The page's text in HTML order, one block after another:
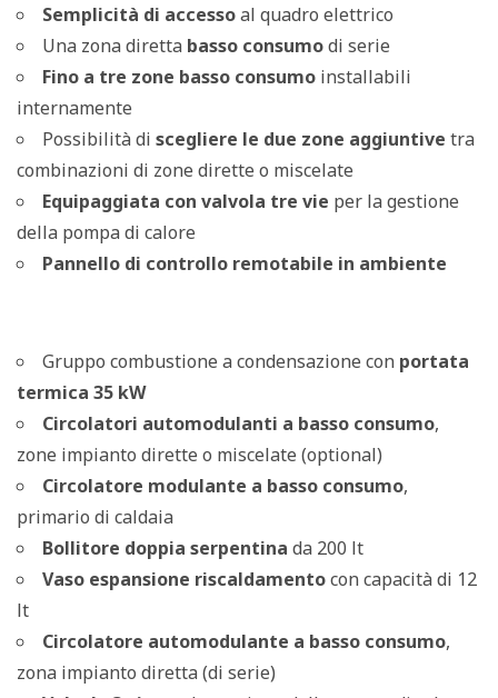
Semplicità di accessoal quadro elettrico
Una zona diretta basso consumodi serie
Fino a tre zone basso consumo installabili
internamente
Possibilità di scegliere le due zone aggiuntive tra
combinazioni di zone dirette o miscelate
Equipaggiata con valvola tre vie per la gestione
della pompa di calore
Pannello di controllo remotabile in ambiente
Gruppo combustione a condensazione con portata
termica 35 kW
Circolatori automodulanti a basso consumo,
zone impianto dirette o miscelate (optional)
Circolatore modulante a basso consumo,
primario di caldaia
Bollitore doppia serpentina da 200 lt
Vaso espansione riscaldamentocon capacità di 12
lt
Circolatore automodulante a basso consumo,
zona impianto diretta (di serie)